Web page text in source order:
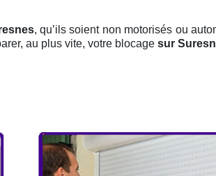
, qu’ils soient non motorisés ou
au plus vite, votre blocage sur